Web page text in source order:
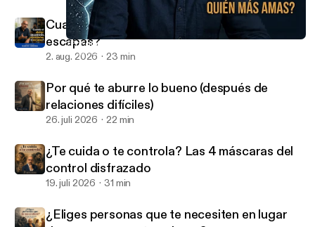
¿Por qué no puedes sostener tus límites con quien más amas?
En la voz de Mario Guerra
Cuando el dolor incomoda, ¿acompañas o
escapas?
2. aug. 2026 23 min
Por qué te aburre lo bueno (después de
relaciones difíciles)
26. juli 2026 22 min
¿Te cuida o te controla? Las 4 máscaras del
control disfrazado
19. juli 2026 31 min
¿Eliges personas que te necesiten en lugar